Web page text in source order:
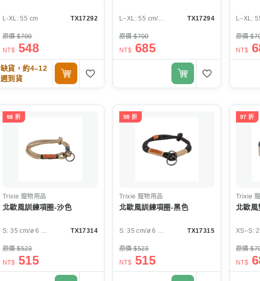
L-XL: 55 cm TX17292
原價 $700
NT$ 548
缺貨，約4–12
週到貨
L–XL: 55 cm/ø 13 mm TX17294
原價 $700
NT$ 685
原價
NT$
98 折
Trixie 寵物用品
北歐風訓練項圈-沙色
TX17314
原價 $523
NT$ 515
98 折
Trixie 寵物用品
北歐風訓練項圈-黑色
TX17315
原價 $523
NT$ 515
97 折
Trixie
北歐
原價
NT$